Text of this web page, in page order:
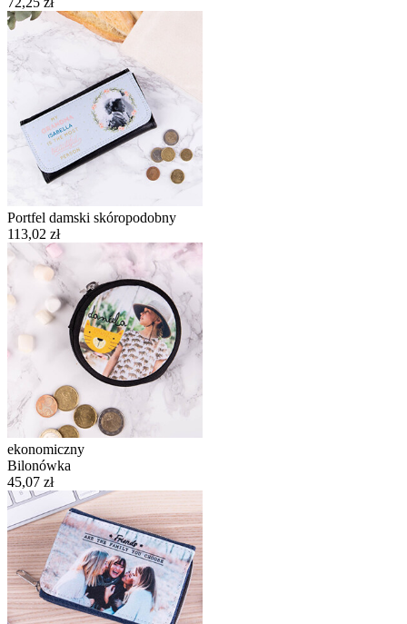
Portfel damski skóropodobny
113,02 zł
ekonomiczny
Bilonówka
45,07 zł